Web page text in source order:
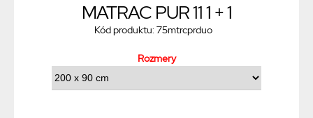
MATRAC PUR 11 1 + 1
Kód produktu: 75mtrcprduo
Rozmery